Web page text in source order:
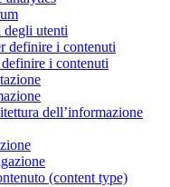
degli utenti
definire i contenuti
i contenuti
dell’informazione
(content type)